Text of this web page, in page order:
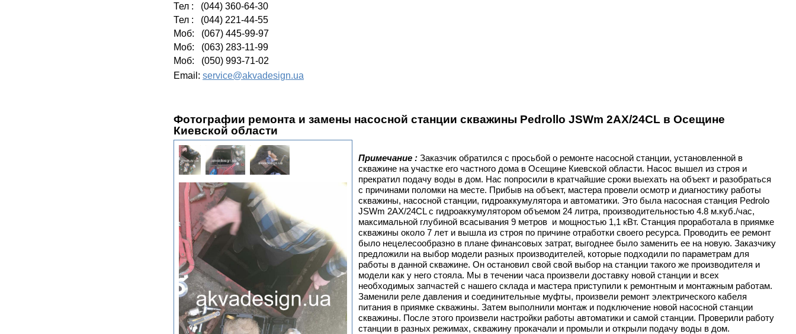
Тел : (044) 360-64-30
Тел : (044) 221-44-55
Моб: (067) 445-99-97
Моб: (063) 283-11-99
Моб: (050) 993-71-02
Email: service@akvadesign.ua
Фотографии ремонта и замены насосной станции скважины Pedrollo JSWm 2АX/24CL в Осещине
Киевской области
Примечание : Заказчик обратился с просьбой о ремонте насосной станции, установленной в
скважине на участке его частного дома в Осещине Киевской области. Насос вышел из строя и
прекратил подачу воды в дом. Нас попросили в кратчайшие сроки выехать на объект и разобраться
с причинами поломки на месте. Прибыв на объект, мастера провели осмотр и диагностику работы
скважины, насосной станции, гидроаккумулятора и автоматики. Это была насосная станция Pedrolo
JSWm 2AX/24CL с гидроаккумулятором объемом 24 литра, производительностью 4.8 м.куб./час,
максимальной глубиной всасывания 9 метров и мощностью 1,1 кВт. Станция проработала в приямке
скважины около 7 лет и вышла из строя по причине отработки своего ресурса. Проводить ее ремонт
было нецелесообразно в плане финансовых затрат, выгоднее было заменить ее на новую. Заказчику
предложили на выбор модели разных производителей, которые подходили по параметрам для
работы в данной скважине. Он остановил свой свой выбор на станции такого же производителя и
модели как у него стояла. Мы в течении часа произвели доставку новой станции и всех
необходимых запчастей с нашего склада и мастера приступили к ремонтным и монтажным работам.
Заменили реле давления и соединительные муфты, произвели ремонт электрического кабеля
питания в приямке скважины. Затем выполнили монтаж и подключение новой насосной станции
скважины. После этого произвели настройки работы автоматики и самой станции. Проверили работу
станции в разных режимах, скважину прокачали и промыли и открыли подачу воды в дом.